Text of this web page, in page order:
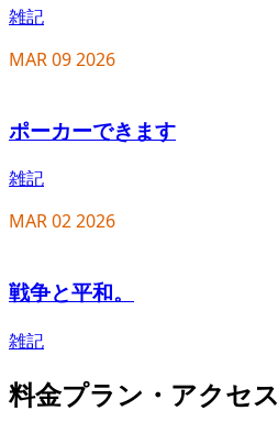
雑記
MAR092026
ポーカーできます
雑記
MAR022026
戦争と平和。
雑記
料金プラン・アクセス